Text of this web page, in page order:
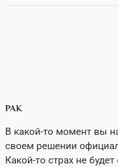
РАК
В какой-то момент вы
своем решении
Какой-то страх не